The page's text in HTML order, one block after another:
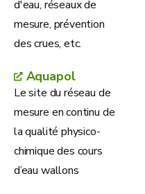
d'eau, réseaux de
mesure, prévention
des crues, etc.
Aquapol
Le site du réseau de
mesure en continu de
la qualité physico-
chimique des cours
d’eau wallons